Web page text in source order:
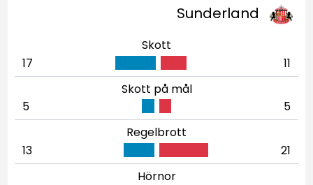
Sunderland
Skott
17
11
Skott på mål
5
5
Regelbrott
13
21
Hörnor